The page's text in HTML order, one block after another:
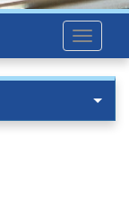
Toggle